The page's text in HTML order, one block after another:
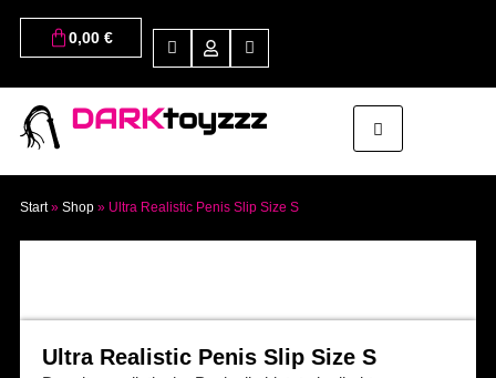
0,00 €
DARKtoyzzz
Start» Shop» Ultra Realistic Penis Slip Size S
Ultra Realistic Penis Slip Size S